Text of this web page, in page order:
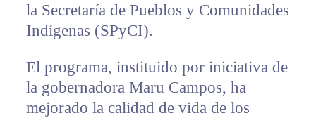
la Secretaría de Pueblos y Comunidades
Indígenas (SPyCI).
El programa, instituido por iniciativa de
la gobernadora Maru Campos, ha
mejorado la calidad de vida de los